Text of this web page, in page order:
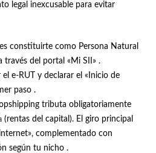
legal inexcusable para evitar
constituirte como Persona Natural
través del portal «Mi SII» .
e-RUT y declarar el «Inicio de
paso .
tributa obligatoriamente
(rentas del capital). El giro principal
complementado con
según tu nicho .